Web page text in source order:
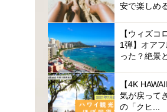
安で楽しめ
【ウィズコ
1弾】オア
った？絶景
【4K
気が戻って
の「クヒ...